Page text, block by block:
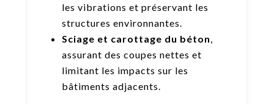
les vibrations et préservant les
structures environnantes.
Sciage et carottage du béton
assurant des coupes nettes et
limitant les impacts sur les
bâtiments adjacents.